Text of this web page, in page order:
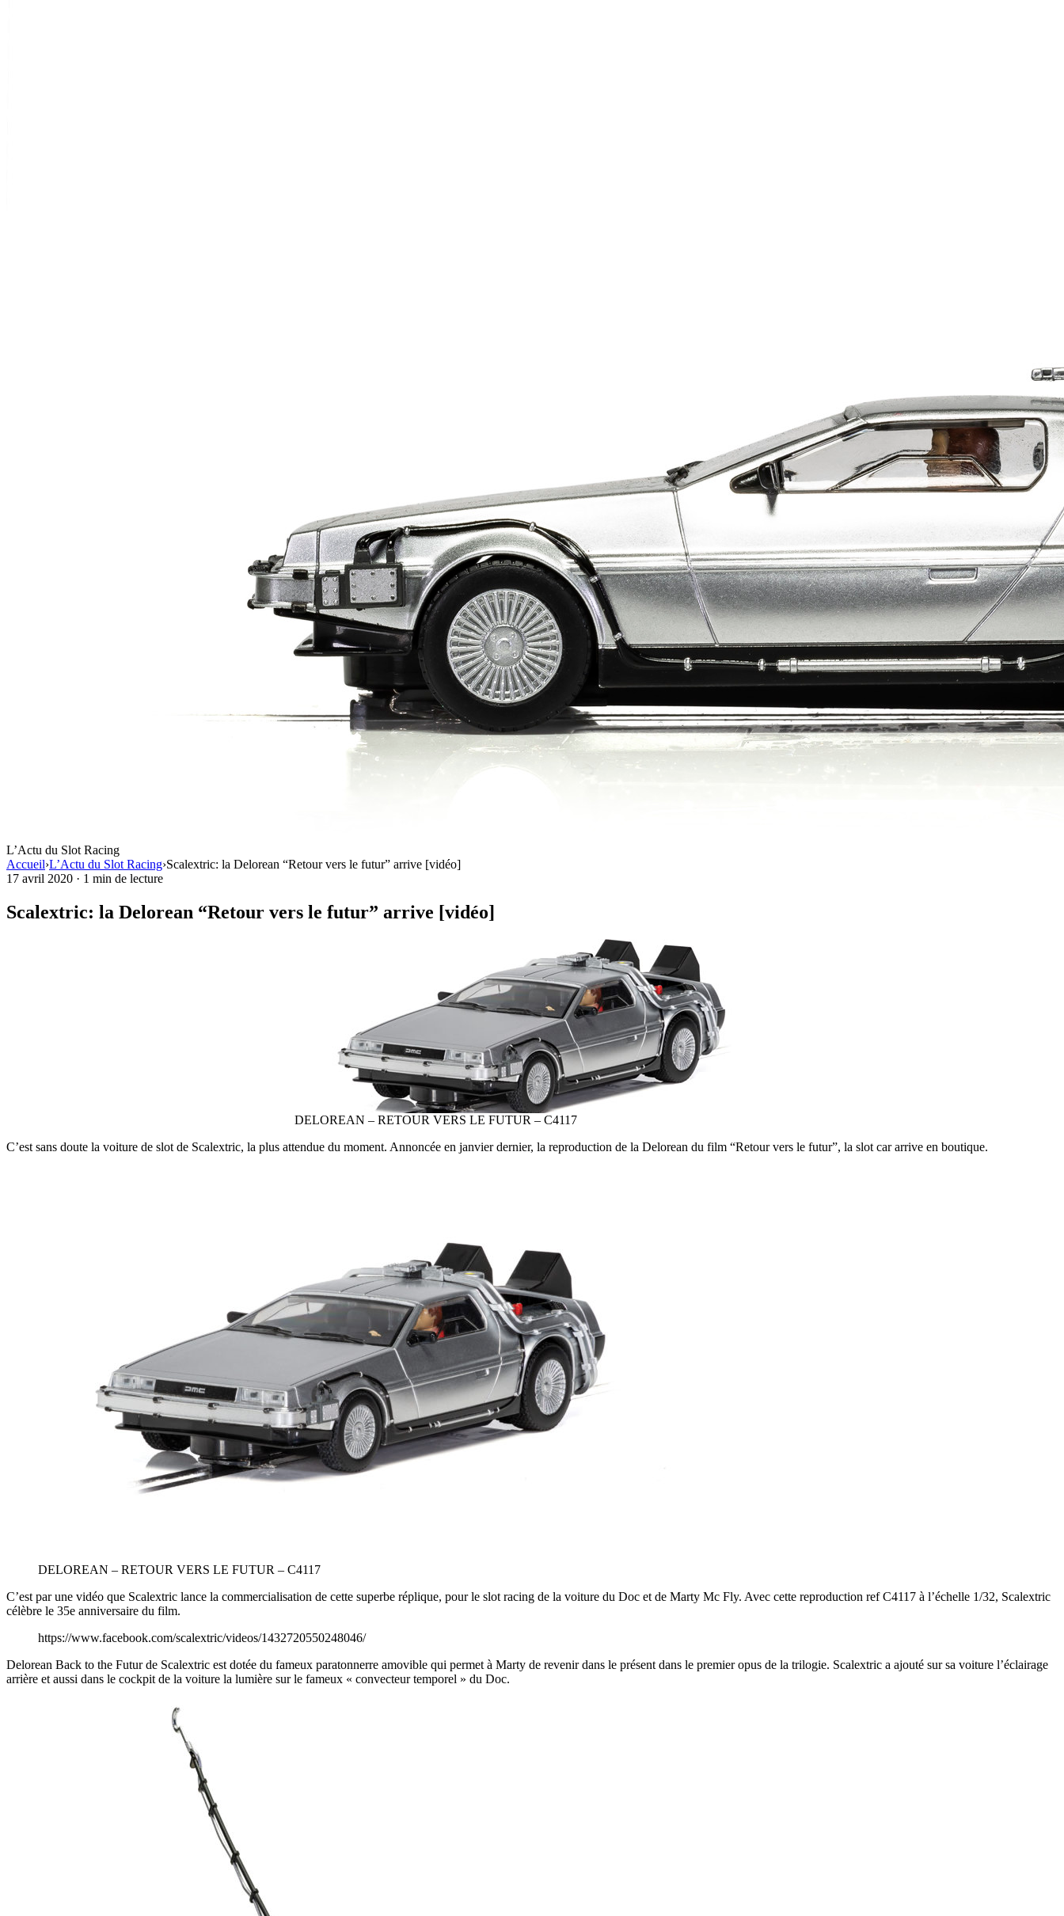
L’Actu du Slot Racing
Accueil›L’Actu du Slot Racing›Scalextric: la Delorean “Retour vers le futur” arrive [vidéo]
17 avril 2020 · 1 min de lecture
Scalextric: la Delorean “Retour vers le futur” arrive [vidéo]
DELOREAN – RETOUR VERS LE FUTUR – C4117
C’est sans doute la voiture de slot de Scalextric, la plus attendue du moment. Annoncée en janvier dernier, la reproduction de la Delorean du film “Retour vers le futur”, la slot car arrive en boutique.
DELOREAN – RETOUR VERS LE FUTUR – C4117
C’est par une vidéo que Scalextric lance la commercialisation de cette superbe réplique, pour le slot racing de la voiture du Doc et de Marty Mc Fly. Avec cette reproduction ref C4117 à l’échelle 1/32, Scalextric
célèbre le 35e anniversaire du film.
https://www.facebook.com/scalextric/videos/1432720550248046/
Delorean Back to the Futur de Scalextric est dotée du fameux paratonnerre amovible qui permet à Marty de revenir dans le présent dans le premier opus de la trilogie. Scalextric a ajouté sur sa voiture l’éclairage
arrière et aussi dans le cockpit de la voiture la lumière sur le fameux « convecteur temporel » du Doc.